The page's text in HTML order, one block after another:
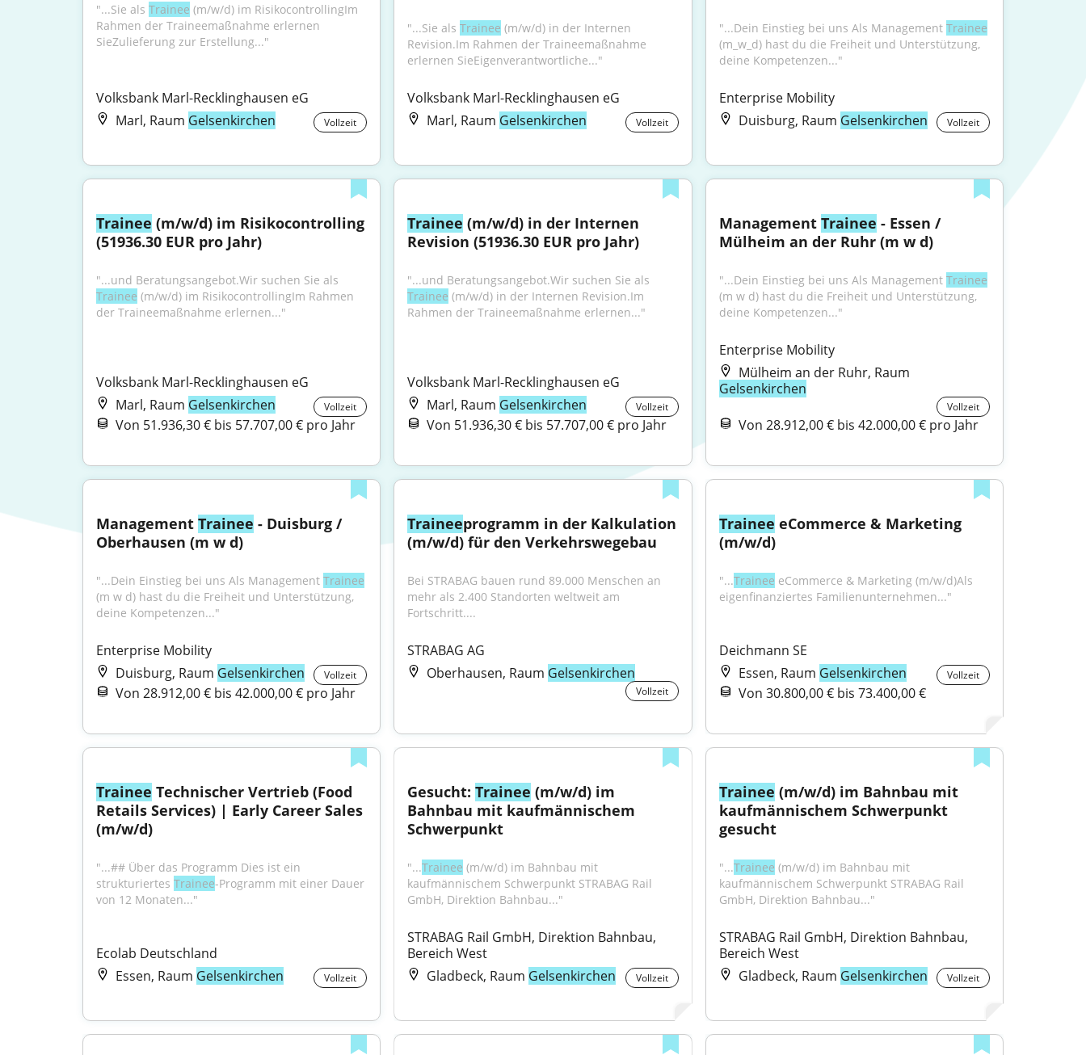
"...Sie als Trainee (m/w/d) im RisikocontrollingIm
Rahmen der Traineemaßnahme erlernen
SieZulieferung zur Erstellung..."
Volksbank Marl-Recklinghausen eG
Marl, Raum Gelsenkirchen Vollzeit
"...Sie als Trainee (m/w/d) in der Internen
Revision.Im Rahmen der Traineemaßnahme
erlernen SieEigenverantwortliche..."
Volksbank Marl-Recklinghausen eG
Marl, Raum Gelsenkirchen Vollzeit
"...Dein Einstieg bei uns Als Management Trainee
(m_w_d) hast du die Freiheit und Unterstützung,
deine Kompetenzen..."
Enterprise Mobility
Duisburg, Raum Gelsenkirchen Vollzeit
Trainee (m/w/d) im Risikocontrolling
(51936.30 EUR pro Jahr)
Trainee (m/w/d) im RisikocontrollingIm Rahmen
der Traineemaßnahme erlernen..."
Volksbank Marl-Recklinghausen eG
Marl, Raum Gelsenkirchen Vollzeit
Von 51.936,30 € bis 57.707,00 € pro Jahr
Trainee (m/w/d) in der Internen
Revision (51936.30 EUR pro Jahr)
Trainee (m/w/d) in der Internen Revision.Im
Rahmen der Traineemaßnahme erlernen..."
Volksbank Marl-Recklinghausen eG
Marl, Raum Gelsenkirchen Vollzeit
Von 51.936,30 € bis 57.707,00 € pro Jahr
Management Trainee - Essen /
Mülheim an der Ruhr (m w d)
"...Dein Einstieg bei uns Als Management Trainee
(m w d) hast du die Freiheit und Unterstützung,
deine Kompetenzen..."
Enterprise Mobility
Mülheim an der Ruhr, Raum
Gelsenkirchen
Vollzeit
Von 28.912,00 € bis 42.000,00 € pro Jahr
Management Trainee - Duisburg /
Oberhausen (m w d)
"...Dein Einstieg bei uns Als Management Trainee
(m w d) hast du die Freiheit und Unterstützung,
deine Kompetenzen..."
Enterprise Mobility
Duisburg, Raum Gelsenkirchen Vollzeit
Von 28.912,00 € bis 42.000,00 € pro Jahr
Traineeprogramm in der Kalkulation
(m/w/d) für den Verkehrswegebau
Bei STRABAG bauen rund 89.000 Menschen an
mehr als 2.400 Standorten weltweit am
Fortschritt....
STRABAG AG
Oberhausen, Raum Gelsenkirchen
Vollzeit
Trainee eCommerce & Marketing
(m/w/d)
"...Trainee eCommerce & Marketing (m/w/d)Als
eigenfinanziertes Familienunternehmen..."
Deichmann SE
Essen, Raum Gelsenkirchen Vollzeit
Von 30.800,00 € bis 73.400,00 €
Trainee Technischer Vertrieb (Food
Retails Services) | Early Career Sales
(m/w/d)
"...## Über das Programm Dies ist ein
strukturiertes Trainee-Programm mit einer Dauer
von 12 Monaten..."
Ecolab Deutschland
Essen, Raum Gelsenkirchen Vollzeit
Gesucht: Trainee (m/w/d) im
Bahnbau mit kaufmännischem
Schwerpunkt
"...Trainee (m/w/d) im Bahnbau mit
kaufmännischem Schwerpunkt STRABAG Rail
GmbH, Direktion Bahnbau..."
STRABAG Rail GmbH, Direktion Bahnbau,
Bereich West
Gladbeck, Raum Gelsenkirchen Vollzeit
Trainee (m/w/d) im Bahnbau mit
kaufmännischem Schwerpunkt
gesucht
"...Trainee (m/w/d) im Bahnbau mit
kaufmännischem Schwerpunkt STRABAG Rail
GmbH, Direktion Bahnbau..."
STRABAG Rail GmbH, Direktion Bahnbau,
Bereich West
Gladbeck, Raum Gelsenkirchen Vollzeit